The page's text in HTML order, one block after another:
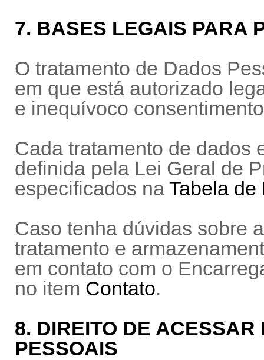
7. BASES LEGAIS PARA
O tratamento de Dados
em que está autorizado
e inequívoco
Cada tratamento de dados
definida pela Lei Geral de
especificados na Tabela de
Caso tenha dúvidas sobre
tratamento e
em contato com o
no item Contato.
8. DIREITO DE
PESSOAIS